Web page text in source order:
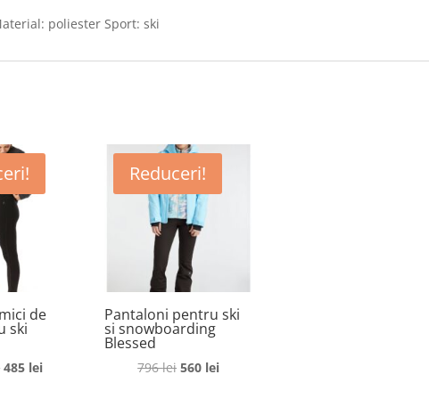
poliester Sport: ski
de
ski
Prețul
485 leiPrețul
Reduceri!
Pantaloni pentru ski
si snowboarding
Blessed
796lei Prețul
560 leiPrețul